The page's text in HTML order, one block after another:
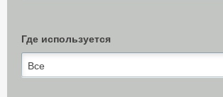
Где используется
Все